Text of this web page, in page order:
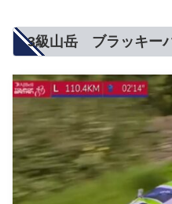
3級山岳 ブラッキー